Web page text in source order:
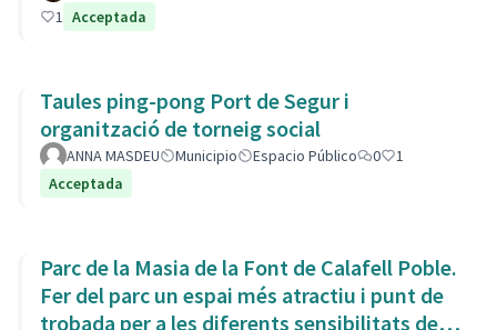
1 Acceptada
Taules ping-pong Port de Segur i
organització de torneig social
ANNA MASDEU Municipio Espacio Público 0
1
Acceptada
Parc de la Masia de la Font de Calafell Poble.
Fer del parc un espai més atractiu i punt de
trobada per a les diferents sensibilitats del